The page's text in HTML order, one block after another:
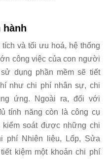
hành
và tối ưu hoá, hệ thống
công việc của con người
dụng phần mềm sẽ tiết
như chi phí nhân sự, chi
ứng. Ngoài ra, đối với
tính năng còn là công cụ
soát được những chi
phí Nhiên liệu, Lốp, Sửa
kiệm một khoản chi phí